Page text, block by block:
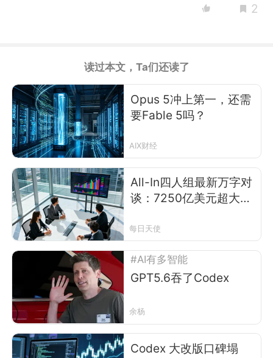
2
读过本文，Ta们还读了
Opus 5冲上第一，还需
要Fable 5吗？
AIX财经
All-In四人组最新万字对
谈：7250亿美元超大规
Sam、OpenAI未达标、
Codex对决Claude、多
肽革命
每日天使
#AI有多智能
GPT5.6吞了Codex
余杨
Codex 大改版口碑塌